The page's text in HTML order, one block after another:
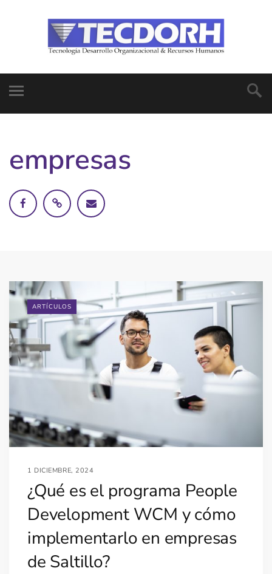
empresas
ARTÍCULOS
1 DICIEMBRE, 2024
¿Qué es el programa People
Development WCM y cómo
implementarlo en empresas
de Saltillo?